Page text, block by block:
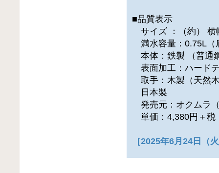
■品質表示
サイズ ：（約） 横
満水容量：0.75L（
本体：鉄製 （普通
表面加工：ハード
取手：木製（天然
日本製
発売元：オクムラ
単価：4,380円＋税
［2025年6月24日（